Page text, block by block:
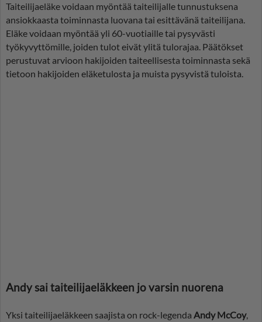
Taiteilijaeläke voidaan myöntää taiteilijalle tunnustuksena
ansiokkaasta toiminnasta luovana tai esittävänä taiteilijana.
Eläke voidaan myöntää yli 60-vuotiaille tai pysyvästi
työkyvyttömille, joiden tulot eivät ylitä tulorajaa. Päätökset
perustuvat arvioon hakijoiden taiteellisesta toiminnasta sekä
tietoon hakijoiden eläketulosta ja muista pysyvistä tuloista.
Andy sai taiteilijaeläkkeen jo varsin nuorena
Yksi taiteilijaeläkkeen saajista on rock-legenda Andy McCoy,